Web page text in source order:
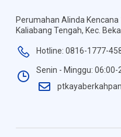
Perumahan Alinda Kencana
Kaliabang Tengah, Kec.
Hotline: 0816-1777-
Senin - Minggu: 06:00-